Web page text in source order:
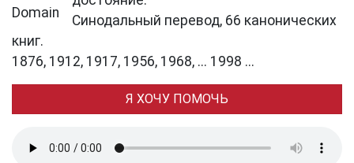
Синодальный перевод, 66 канонических
книг.
1876, 1912, 1917, 1956, 1968, ... 1998 ...
Я ХОЧУ ПОМОЧЬ